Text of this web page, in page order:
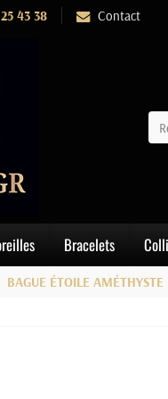
43 38 Contact
Bracelets
BAGUE ÉTOILE